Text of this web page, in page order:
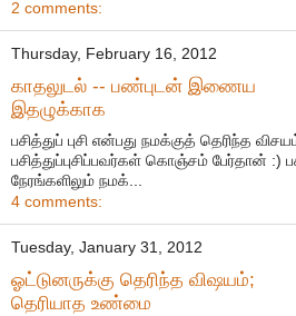
2 comments:
Thursday, February 16, 2012
காதலுடல் -- பண்புடன் இணைய
இதழுக்காக
பசித்துப் புசி என்பது நமக்குத் தெரிந்த
பசித்துப்புசிப்பவர்கள் கொஞ்சம் பேர்தான் :)
நேரங்களிலும் நமக்...
4 comments:
Tuesday, January 31, 2012
ஓட்டுனருக்கு தெரிந்த விஷயம்;
தெரியாத உண்மை